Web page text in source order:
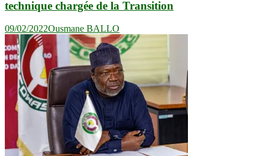
technique chargée de la Transition
09/02/2022Ousmane BALLO